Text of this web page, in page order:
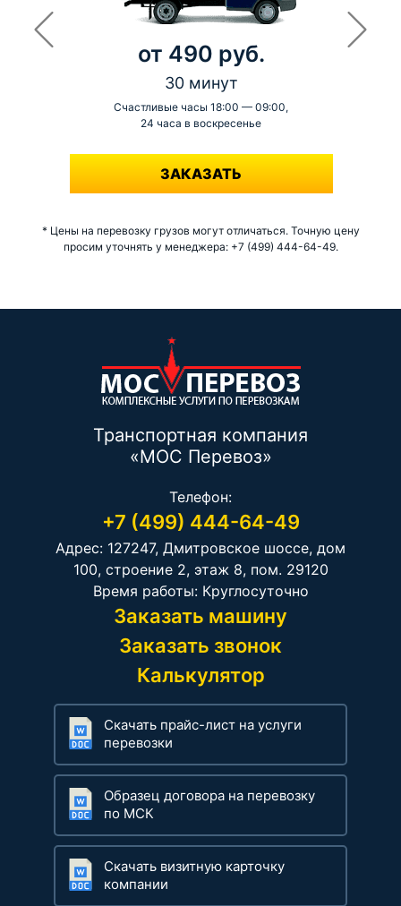
от 490 руб.
30 минут
Счастливые часы 18:00 — 09:00,
24 часа в воскресенье
-
ЗАКАЗАТЬ
* Цены на перевозку грузов могут отличаться. Точную цену
просим уточнять у менеджера: +7 (499) 444-64-49.
Транспортная компания
«МОС Перевоз»
Телефон:
+7 (499) 444-64-49
Адрес: 127247, Дмитровское шоссе, дом
100, строение 2, этаж 8, пом. 29120
Время работы: Круглосуточно
Заказать машину
Заказать звонок
Калькулятор
Скачать прайс-лист на услуги
перевозки
Образец договора на перевозку
по МСК
Скачать визитную карточку
компании